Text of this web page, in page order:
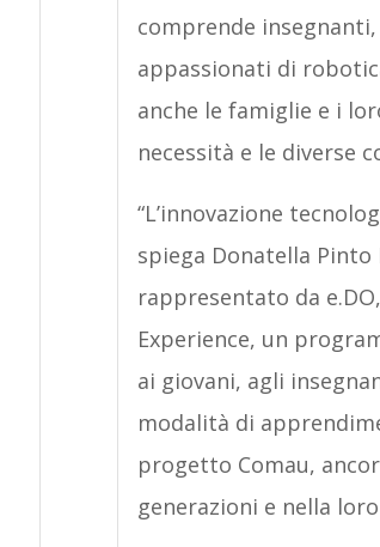
comprende
appassionati di
anche le famiglie e i
necessità e le diverse
“L’innovazione
spiega Donatella Pinto
rappresentato da
Experience, un
ai giovani, agli
modalità di
progetto Comau,
generazioni e nella